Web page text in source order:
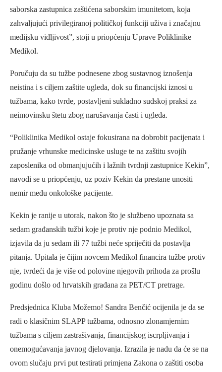
saborska zastupnica zaštićena saborskim imunitetom, koja
zahvaljujući privilegiranoj političkoj funkciji uživa i značajnu
medijsku vidljivost”, stoji u priopćenju Uprave Poliklinike
Medikol.
Poručuju da su tužbe podnesene zbog sustavnog iznošenja
neistina i s ciljem zaštite ugleda, dok su financijski iznosi u
tužbama, kako tvrde, postavljeni sukladno sudskoj praksi za
neimovinsku štetu zbog narušavanja časti i ugleda.
“Poliklinika Medikol ostaje fokusirana na dobrobit pacijenata i
pružanje vrhunske medicinske usluge te na zaštitu svojih
zaposlenika od obmanjujućih i lažnih tvrdnji zastupnice Kekin”,
navodi se u priopćenju, uz poziv Kekin da prestane unositi
nemir među onkološke pacijente.
Kekin je ranije u utorak, nakon što je službeno upoznata sa
sedam građanskih tužbi koje je protiv nje podnio Medikol,
izjavila da ju sedam ili 77 tužbi neće spriječiti da postavlja
pitanja. Upitala je čijim novcem Medikol financira tužbe protiv
nje, tvrdeći da je više od polovine njegovih prihoda za prošlu
godinu došlo od hrvatskih građana za PET/CT pretrage.
Predsjednica Kluba Možemo! Sandra Benčić ocijenila je da se
radi o klasičnim SLAPP tužbama, odnosno zlonamjernim
tužbama s ciljem zastrašivanja, financijskog iscrpljivanja i
onemogućavanja javnog djelovanja. Izrazila je nadu da će se na
ovom slučaju prvi put testirati primjena Zakona o zaštiti osoba